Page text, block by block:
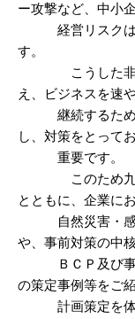
ー攻撃など、中小
経営リスクはま
す。
こうした非常
え、ビジネスを速
継続するために
し、対策をとって
重要です。
このため九州
とともに、企業に
自然災害・感染
や、事前対策の中
ＢＣＰ及び事業
の策定事例等をご紹
計画策定を体験